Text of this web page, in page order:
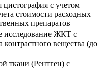
цистография с учетом
стоимости расходных
препаратов
исследование ЖКТ с
контрастного вещества (до
ткани (Рентген) с